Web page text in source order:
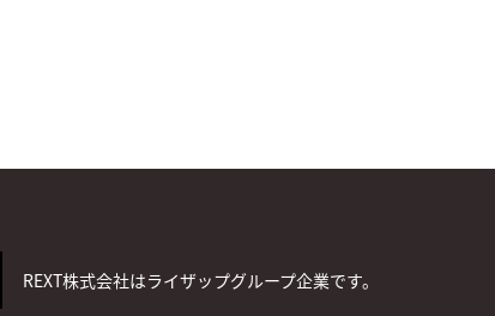
REXT株式会社はライザップグループ企業です。